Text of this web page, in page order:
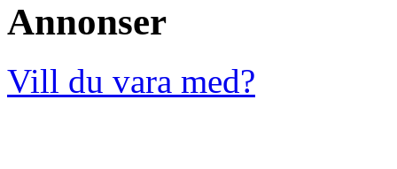
Annonser
Vill du vara med?